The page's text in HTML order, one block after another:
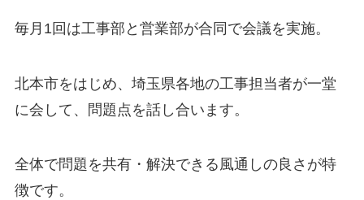
毎月1回は工事部と営業部が合同で会議を実施。
北本市をはじめ、埼玉県各地の工事担当者が一堂
に会して、問題点を話し合います。
全体で問題を共有・解決できる風通しの良さが特
徴です。